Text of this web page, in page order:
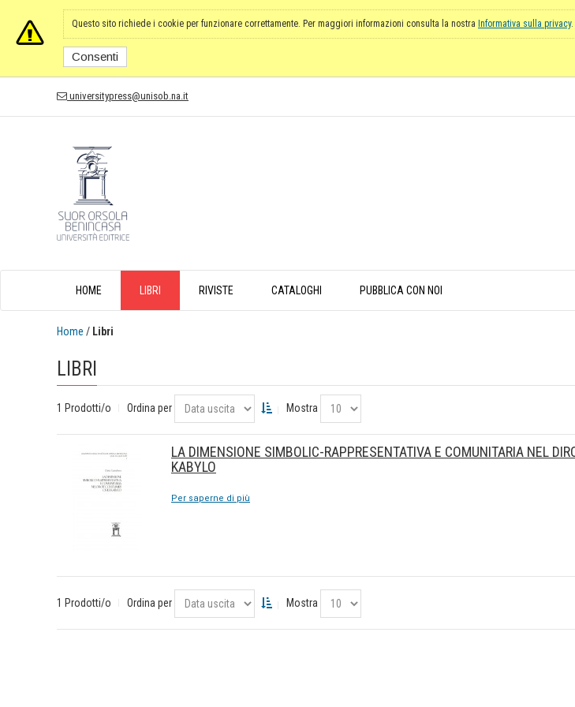
Questo sito richiede i cookie per funzionare correttamente. Per maggiori informazioni consulta la nostra Informativa sulla privacy.
Consenti
universitypress@unisob.na.it
HOME LIBRI RIVISTE CATALOGHI PUBBLICA CON NOI
Home / Libri
LIBRI
1 Prodotti/o Ordina per Mostra
LA DIMENSIONE SIMBOLIC-RAPPRESENTATIVA E COMUNITARIA NEL
KABYLO
Per saperne di più
1 Prodotti/o Ordina per Mostra